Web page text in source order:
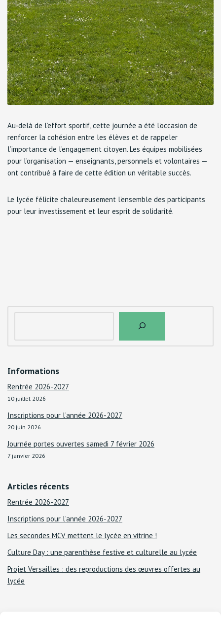
Au‑delà de l’effort sportif, cette journée a été l’occasion de
renforcer la cohésion entre les élèves et de rappeler
l’importance de l’engagement citoyen. Les équipes mobilisées
pour l’organisation — enseignants, personnels et volontaires —
ont contribué à faire de cette édition un véritable succès.
Le lycée félicite chaleureusement l’ensemble des participants
pour leur investissement et leur esprit de solidarité.
Informations
Rentrée 2026-2027
10 juillet 2026
Inscriptions pour l’année 2026-2027
20 juin 2026
Journée portes ouvertes samedi 7 février 2026
7 janvier 2026
Articles récents
Rentrée 2026-2027
Inscriptions pour l’année 2026-2027
Les secondes MCV mettent le lycée en vitrine !
Culture Day : une parenthèse festive et culturelle au lycée
Projet Versailles : des reproductions des œuvres offertes au
lycée